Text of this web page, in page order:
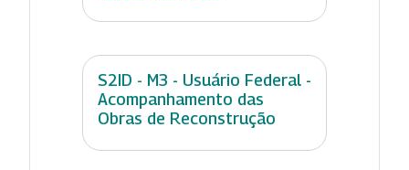
S2ID - M3 - Usuário Federal -
Acompanhamento das
Obras de Reconstrução